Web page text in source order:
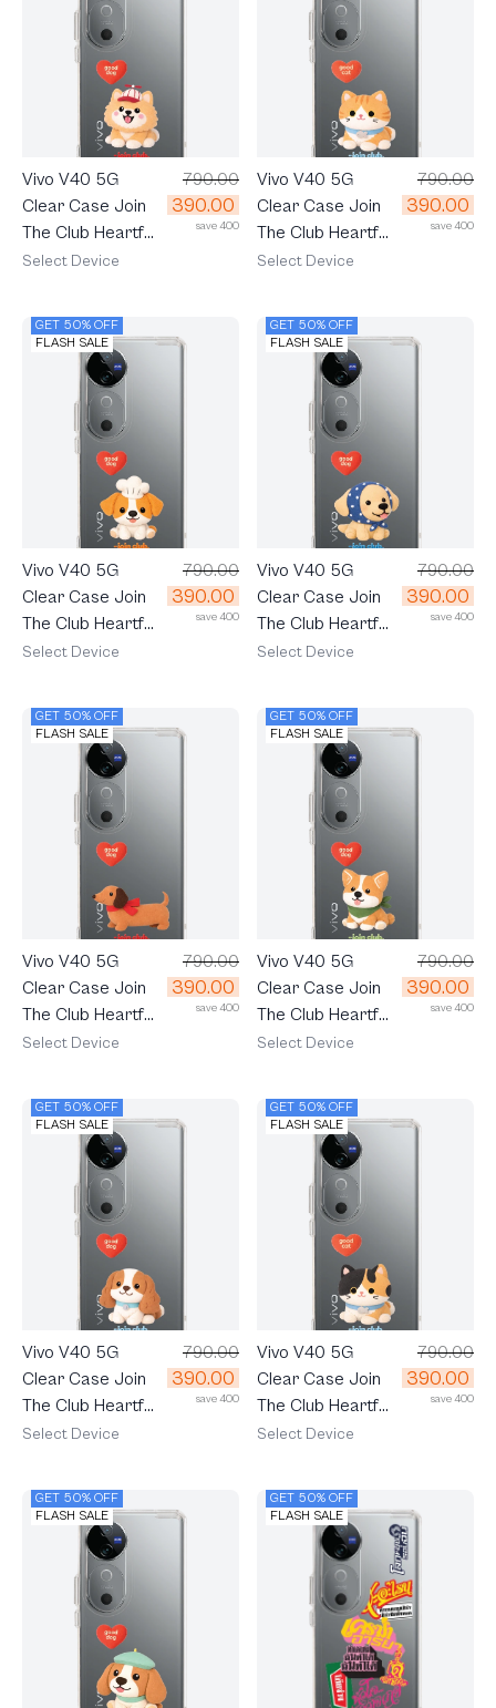
Vivo V40 5G
Clear Case Join
The Club Heartful
Pomeranian
790.00
390.00
save 400
Select Device
Vivo V40 5G
Clear Case Join
The Club Heartful
Orange Cat
790.00
390.00
save 400
Select Device
GET 50% OFF
FLASH SALE
Vivo V40 5G
Clear Case Join
The Club Heartful
Jack Russell
790.00
390.00
save 400
Select Device
GET 50% OFF
FLASH SALE
Vivo V40 5G
Clear Case Join
The Club Heartful
Golden Labrador
790.00
390.00
save 400
Select Device
GET 50% OFF
FLASH SALE
Vivo V40 5G
Clear Case Join
The Club Heartful
Dachshund
790.00
390.00
save 400
Select Device
GET 50% OFF
FLASH SALE
Vivo V40 5G
Clear Case Join
The Club Heartful
Corgi
790.00
390.00
save 400
Select Device
GET 50% OFF
FLASH SALE
Vivo V40 5G
Clear Case Join
The Club Heartful
Cavalier
790.00
390.00
save 400
Select Device
GET 50% OFF
FLASH SALE
Vivo V40 5G
Clear Case Join
The Club Heartful
Calico Cat
790.00
390.00
save 400
Select Device
GET 50% OFF
FLASH SALE
GET 50% OFF
FLASH SALE